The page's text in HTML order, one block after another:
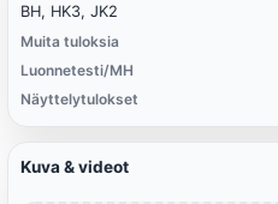
BH, HK3, JK2
Muita tuloksia
Luonnetesti/MH
Näyttelytulokset
Kuva & videot